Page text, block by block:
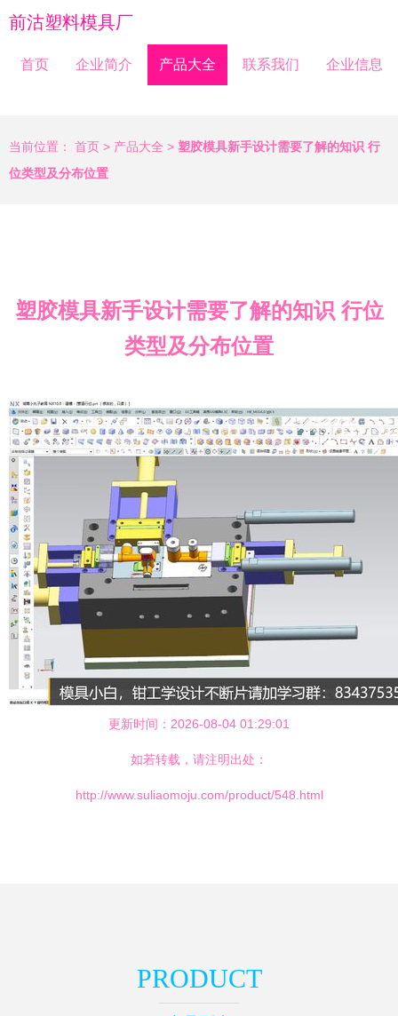
前沽塑料模具厂
首页 企业简介 产品大全 联系我们 企业信息
当前位置： 首页 > 产品大全 > 塑胶模具新手设计需要了解的知识 行
位类型及分布位置
塑胶模具新手设计需要了解的知识 行位
类型及分布位置
更新时间：2026-08-04 01:29:01
如若转载，请注明出处：
http://www.suliaomoju.com/product/548.html
PRODUCT